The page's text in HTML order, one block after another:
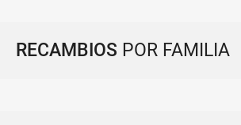
RECAMBIOS POR FAMILIA